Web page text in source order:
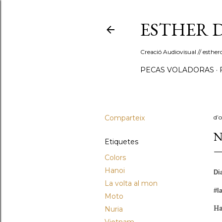
ESTHER
Creació Audiovisual //
PECAS VOLADORAS
Comparteix
Etiquetes
Colors
Hanoi
La volta al mon
Moto
Nuria